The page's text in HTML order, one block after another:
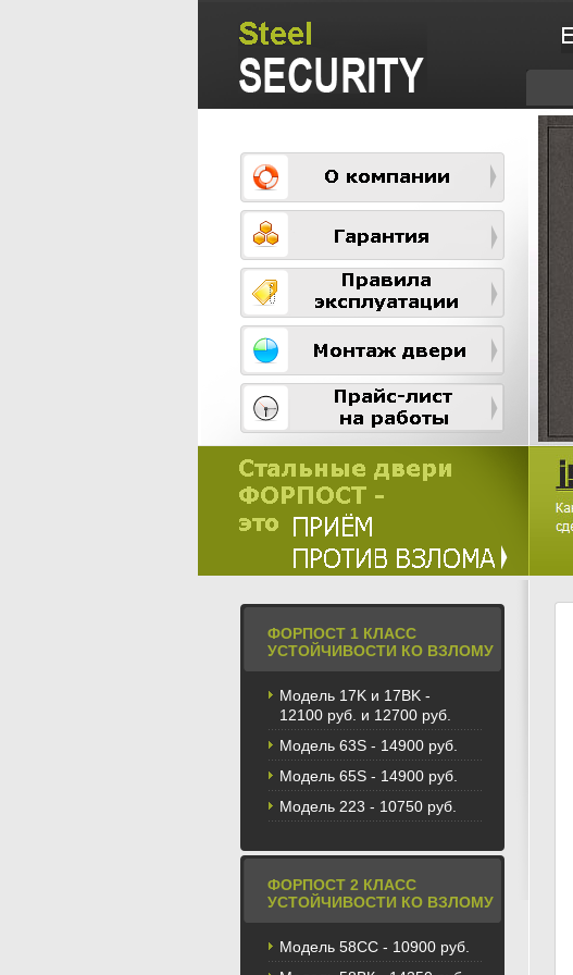
ФОРПОСТ 1 КЛАСС
УСТОЙЧИВОСТИ КО ВЗЛОМУ
Модель 17K и 17BK -
12100 руб. и 12700 руб.
Модель 63S - 14900 руб.
Модель 65S - 14900 руб.
Модель 223 - 10750 руб.
ФОРПОСТ 2 КЛАСС
УСТОЙЧИВОСТИ КО ВЗЛОМУ
Модель 58CС - 10900 руб.